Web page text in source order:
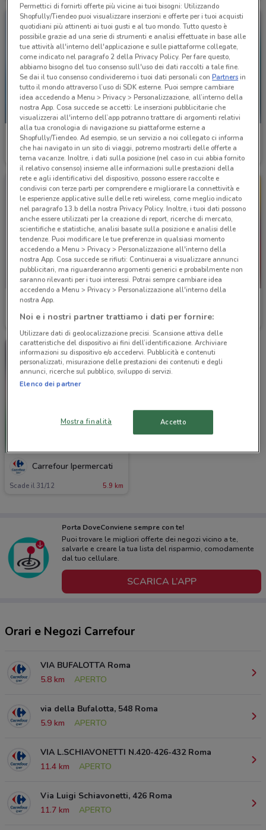
NUOVO
Carrefour Ipermercati
Scade il 19/08 5.9 km
Carrefour Ipermercati
Scade il 31/08 5.9 km
Carrefour Ipermercati
Scade il 30/09 5.9 km Scade il 22/09
Carrefour Ipermercati
Scade il 31/12 5.9 km
Porta DoveConviene sempre con te!
Puoi trovare le migliori offerte dei negozi vicino a te,
salvarle e creare la tua lista del risparmio, comodamente
dal tuo cellulare.
SCARICA L’APP
Orari e Negozi Carrefour
VIA BUFALOTTA Roma
5.8 km
APERTO
via della Bufalotta, 548 Roma
5.9 km
APERTO
VIA L.SCHIAVONETTI N.420-426-432 Roma
11.4 km
APERTO
Via Luigi Schiavonetti, 426 Roma
11.7 km
APERTO
Permettici di fornirti offerte più vicine ai tuoi bisogni: Utilizzando
Shopfully/Tiendeo puoi visualizzare inserzioni e offerte per i tuoi acquisti
quotidiani più attinenti ai tuoi gusti e al tuo mondo. Tutto questo è
possibile grazie ad una serie di strumenti e analisi effettuate in base alle
tue attività all'interno dell'applicazione e sulle piattaforme collegate,
come indicato nel paragrafo 2 della Privacy Policy. Per fare questo,
abbiamo bisogno del tuo consenso sull'uso dei dati raccolti a tale fine.
Se dai il tuo consenso condivideremo i tuoi dati personali conPartnersin
tutto il mondo attraverso l’uso di SDK esterne. Puoi sempre cambiare
idea accedendo a Menu > Privacy > Personalizzazione, all’interno della
nostra App. Cosa succede se accetti: Le inserzioni pubblicitarie che
visualizzerai all'interno dell’app potranno trattare di argomenti relativi
alla tua cronologia di navigazione su piattaforme esterne a
Shopfully/Tiendeo. Ad esempio, se un servizio a noi collegato ci informa
che hai navigato in un sito di viaggi, potremo mostrarti delle offerte a
tema vacanze. Inoltre, i dati sulla posizione (nel caso in cui abbia fornito
il relativo consenso) insieme alle informazioni sulle prestazioni della
rete e agli identificativi del dispositivo, possono essere raccolte e
condivisi con terze parti per comprendere e migliorare la connettività e
le esperienze applicative sulle delle reti wireless, come meglio indicato
nel paragrafo 13.b della nostra Privacy Policy. Inoltre, i tuoi dati possono
anche essere utilizzati per la creazione di report, ricerche di mercato,
scientifiche e statistiche, analisi basate sulla posizione e analisi delle
tendenze. Puoi modificare le tue preferenze in qualsiasi momento
accedendo a Menu > Privacy > Personalizzazione all'interno della
nostra App. Cosa succede se rifiuti: Continuerai a visualizzare annunci
pubblicitari, ma riguarderanno argomenti generici e probabilmente non
saranno rilevanti per i tuoi interessi. Potrai sempre cambiare idea
accedendo a Menu > Privacy > Personalizzazione all'interno della
nostra App.
Noi e i nostri partner trattiamo i dati per fornire:
Utilizzare dati di geolocalizzazione precisi. Scansione attiva delle
caratteristiche del dispositivo ai fini dell’identificazione. Archiviare
informazioni su dispositivo e/o accedervi. Pubblicità e contenuti
personalizzati, misurazione delle prestazioni dei contenuti e degli
annunci, ricerche sul pubblico, sviluppo di servizi.
Elenco dei partner
Mostra finalità Accetto